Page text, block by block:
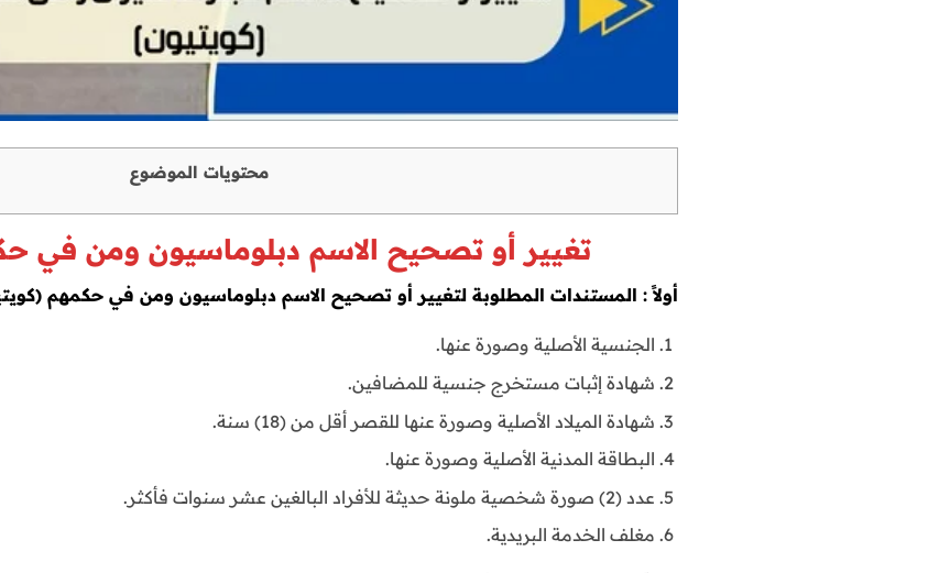
محتويات الموضوع
تغيير أو تصحيح الاسم دبلوماسيون ومن في
أولاً : المستندات المطلوبة لتغيير أو تصحيح الاسم دبلوماسيون ومن في حكمهم
الجنسية الأصلية وصورة عنها.
شهادة إثبات مستخرج جنسية للمضافين.
شهادة الميلاد الأصلية وصورة عنها للقصر أقل من (18) سنة.
البطاقة المدنية الأصلية وصورة عنها.
عدد (2) صورة شخصية ملونة حديثة للأفراد البالغين عشر سنوات فأكثر.
مغلف الخدمة البريدية.